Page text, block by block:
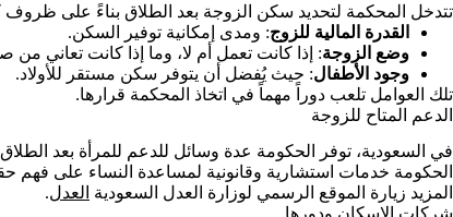
تتدخل المحكمة لتحديد سكن الزوجة بعد الطلاق بناءً على
القدرة المالية للزوج: ومدى إمكانية توفير السكن.
وضع الزوجة: إذا كانت تعمل أم لا، وما إذا كانت
وجود الأطفال: حيث يُفضل أن يتوفر سكن مستقر للأولاد.
تلك العوامل تلعب دوراً مهماً في اتخاذ المحكمة قرارها.
الدعم المتاح للزوجة
في السعودية، توفر الحكومة عدة وسائل للدعم للمرأة بعد
الحكومة خدمات استشارية وقانونية لمساعدة النساء على فهم
المزيد زيارة الموقع الرسمي لوزارة العدل السعودية العدل.